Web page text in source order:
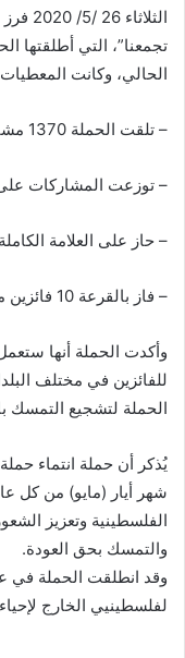
تجمعنا”، التي أطلقتها
الحالي، وكانت المعطيات
– تلقت الحملة 1370 مشارَكة في المسابقة.
– توزعت المشاركات على 27 دولة عربية
– حاز على العلامة الكاملة 570 مشارَكة.
– فاز بالقرعة 10 فائزين من أصحاب العلامات الكاملة.
وأكدت الحملة أنها
للفائزين في مختلف
الحملة لتشجيع التمسك
شهر أيار (مايو) من كل
الفلسطينية وتعزيز
والتمسك بحق العودة.
لفلسطينيي الخارج